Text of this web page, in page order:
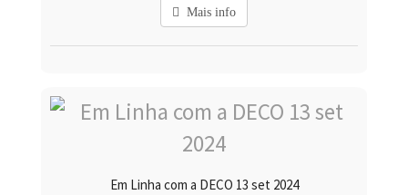
Mais info
Em Linha com a DECO 13 set 2024